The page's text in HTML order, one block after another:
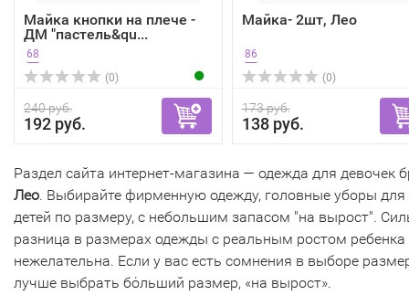
Майка кнопки на плече -
ДМ "пастель&qu...
68
(0)
240 руб.
192 руб.
Майка- 2шт, Лео
86
(0)
173 руб.
138 руб.
Раздел сайта интернет-магазина — одежда для девочек
Лео. Выбирайте фирменную одежду, головные уборы для
детей по размеру, с небольшим запасом "на вырост".
разница в размерах одежды с реальным ростом ребенка
нежелательна. Если у вас есть сомнения в выборе
лучше выбрать бόльший размер, «на вырост».